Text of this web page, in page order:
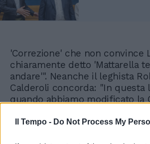
Il Tempo - Do Not Process My
'Correzione' che non convince
chiaramente detto 'Mattarella
andare'". Neanche il leghista
Calderoli concorda: "In questa
quando abbiamo modificato la
riducendo il numero di
non abbiamo chiesto di